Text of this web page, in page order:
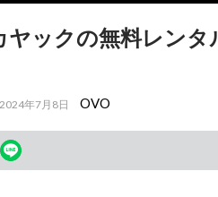
ヤックの無料レン
2024年7月8日 OVO